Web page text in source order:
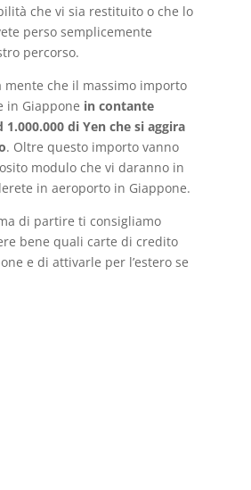
che vi sia restituito o che lo
perso semplicemente
percorso.
mente che il massimo importo
in Giappone in contante
di Yen che si aggira
. Oltre questo importo vanno
modulo che vi daranno in
in aeroporto in Giappone.
di partire ti consigliamo
bene quali carte di credito
e di attivarle per l’estero se